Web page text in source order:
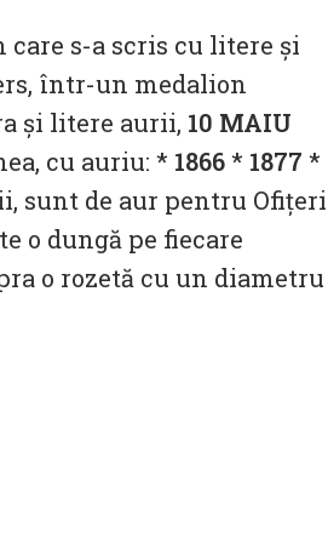
s-a scris cu litere și
într-un medalion
și litere aurii, 10 MAIU
cu auriu: * 1866* 1877 *
sunt de aur pentru
o dungă pe fiecare
o rozetă cu un diametru